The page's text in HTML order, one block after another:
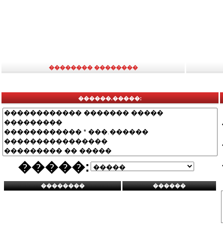
�������� ��������
������.�����:
�����: